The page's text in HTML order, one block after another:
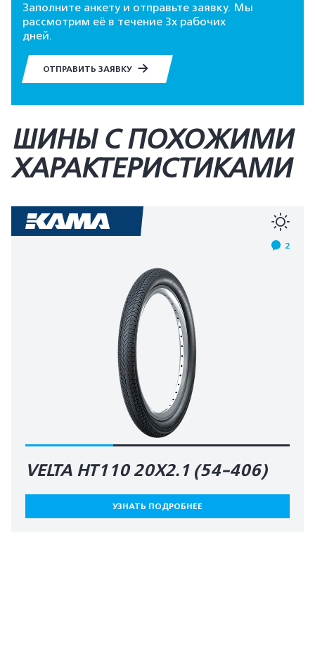
Заполните анкету и отправьте заявку. Мы
рассмотрим её в течение 3х рабочих
дней.
ОТПРАВИТЬ ЗАЯВКУ
ШИНЫ С ПОХОЖИМИ
ХАРАКТЕРИСТИКАМИ
2
VELTA HT110 20X2.1 (54-406)
УЗНАТЬ ПОДРОБНЕЕ